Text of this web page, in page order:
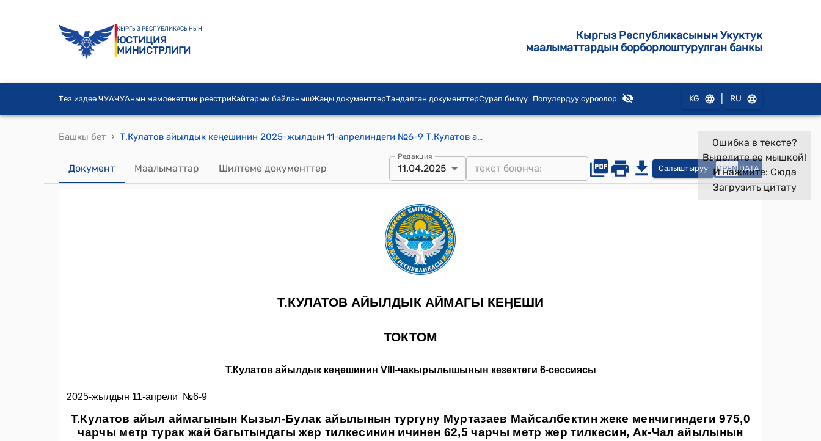
КЫРГЫЗ РЕСПУБЛИКАСЫНЫН
ЮСТИЦИЯ
МИНИСТРЛИГИ
Кыргыз Республикасынын Укуктук
маалыматтардын борборлоштурулган банкы
Тез издөө ЧУАЧУАнын мамлекеттик реестриКайтарым байланышЖаңы документтерТандалган документтерСурап билүү Популярдуу суроолор KG RU
Башкы бет › Т.Кулатов айылдык кеңешинин 2025-жылдын 11-апрелиндеги №6-9 Т.Кулатов айыл аймагынын Кызыл-Булак айылынын тургуну Муртазаев Майсалбектин жеке менчигиндеги 975,0 чарчы метр турак жай багытындагы жер тилкесинин ичинен 62,5 чарчы метр жер тилкесин, Ак-Чал айылынын тургуну Тагай уулу Таалайбектин жеке менчигиндеги 1500,0 чарчы метр турак жай багытындагы жер тилкесинин ичинен 200,0 чарчы метр жер тилкесин максаттык багытын дүкөн багытына өзгөртүп берүүгө макулдук берүү жөнүндө токтому
Документ Маалыматтар Шилтеме документтер
Редакция
11.04.2025 Салыштыруу OPEN DATA
Ошибка в тексте?
Выделите ее мышкой!
И нажмите: Сюда
Загрузить цитату